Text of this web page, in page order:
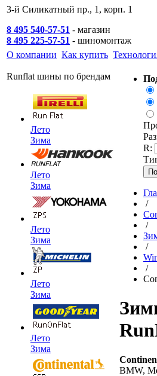
3-й Силикатный пр., 1, корп. 1
8 495 540-57-51 - магазин
8 495 225-57-51 - шиномонтаж
О компании Как купить
Runflat шины по брендам
Лето
Зима
Лето
Зима
Лето
Зима
Лето
Зима
Лето
Зима
R:
/
/
/
/
BMW,